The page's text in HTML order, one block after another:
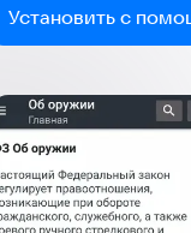
Установить с